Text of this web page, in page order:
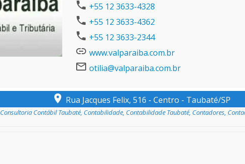
+55 12 3633-4328
+55 12 3633-4362
+55 12 3633-2344
www.valparaiba.com.br
otilia@valparaiba.com.br
Rua Jacques Felix, 516 - Centro - Taubaté/SP
Consultoria Contábil Taubaté, Contabilidade, Contabilidade Taubaté, Contadores,